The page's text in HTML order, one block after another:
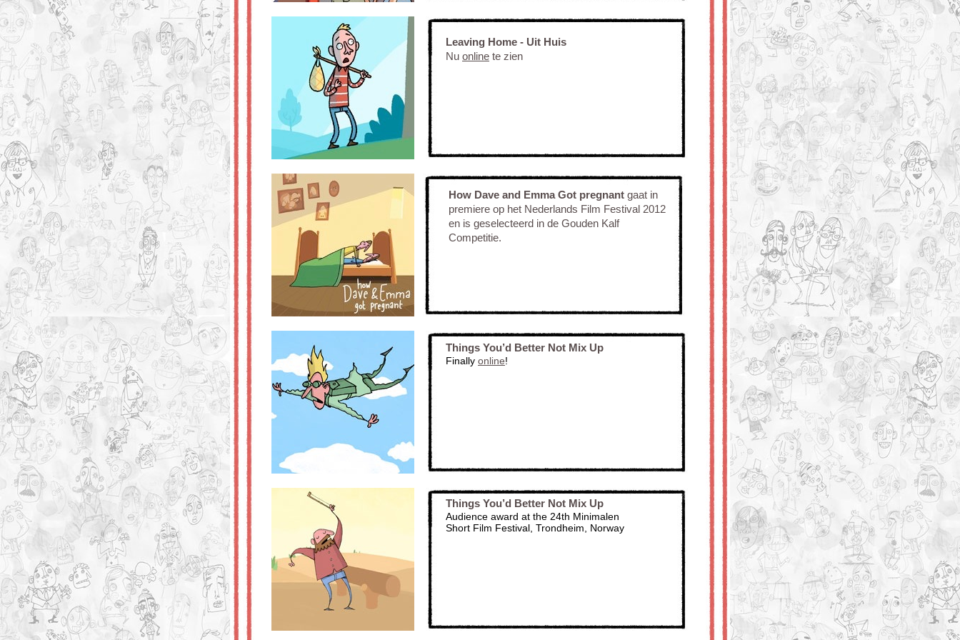
Things You’d Better Not Mix Up
Finally online!
Things You’d Better Not Mix Up
Audience award at the 24th Minimalen
Short Film Festival, Trondheim, Norway
How Dave and Emma Got pregnant gaat in
premiere op het Nederlands Film Festival 2012
en is geselecteerd in de Gouden Kalf
Competitie.
Leaving Home - Uit Huis
Nu online te zien